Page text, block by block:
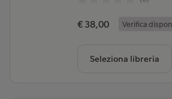
€ 38,00 Verifica
Seleziona libreria